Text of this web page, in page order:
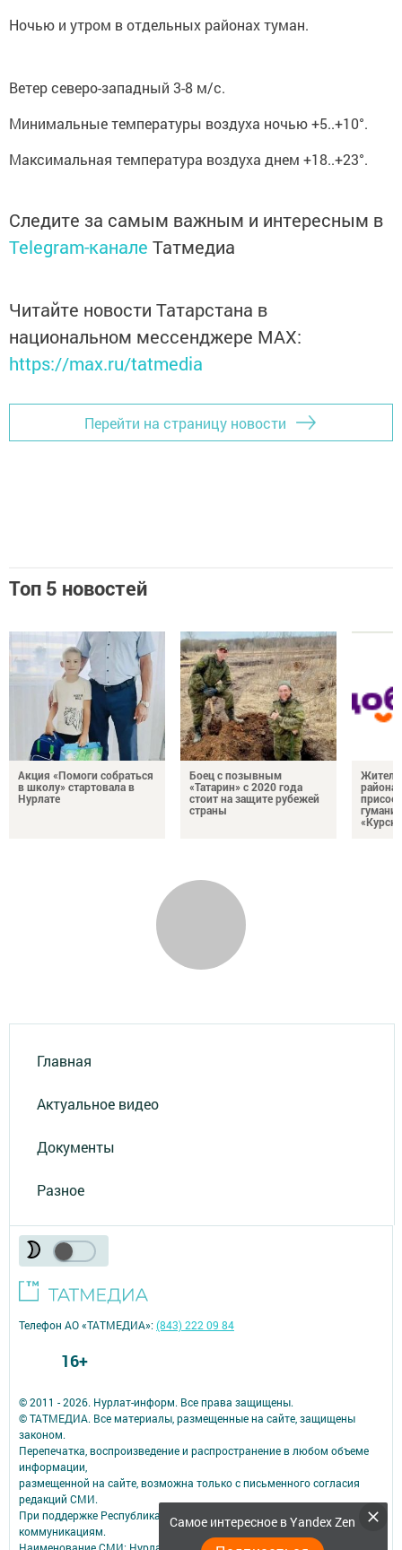
Ночью и утром в отдельных районах туман.
Ветер северо-западный 3-8 м/с.
Минимальные температуры воздуха ночью +5..+10°.
Максимальная температура воздуха днем +18..+23°.
Следите за самым важным и интересным в
Telegram-канале Татмедиа
Читайте новости Татарстана в
национальном мессенджере MАХ:
https://max.ru/tatmedia
Перейти на страницу новости
Топ 5 новостей
Акция «Помоги собраться
в школу» стартовала в
Нурлате
Боец с позывным
«Татарин» с 2020 года
стоит на защите рубежей
страны
района
Главная
Актуальное видео
Документы
Разное
Самое интересное в Yandex Zen
© 2011 - 2026. Нурлат-⁠информ. Все права защищены.
© ТАТМЕДИА. Все материалы, размещенные на сайте, защищены
законом.
Перепечатка, воспроизведение и распространение в любом объеме
информации,
размещенной на сайте, возможна только с письменного согласия
редакций СМИ.
При поддержке Республиканского агентства по печати и массовым
коммуникациям.
Наименование СМИ: Нурлат-⁠информ
Телефон АО «ТАТМЕДИА»:(843) 222 09 84
16+